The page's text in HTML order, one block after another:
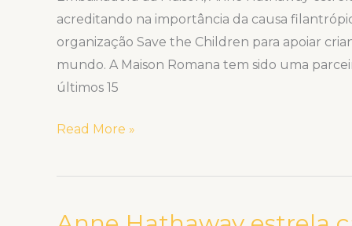
acreditando na importância da causa
organização Save the Children para apoiar
mundo. A Maison Romana tem sido uma
últimos 15
sucesso
o
de
personalizado
Read More »
Anne